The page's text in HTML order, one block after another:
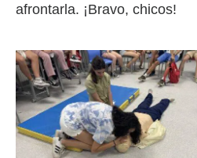
afrontarla. ¡Bravo, chicos!